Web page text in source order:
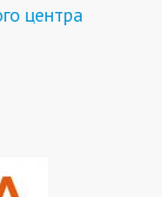
центра